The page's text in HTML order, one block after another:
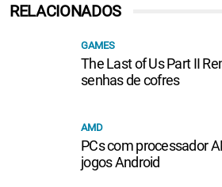
RELACIONADOS
GAMES
The Last of Us Part II
senhas de cofres
AMD
PCs com processador
jogos Android